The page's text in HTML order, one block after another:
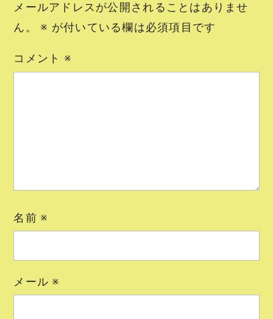
メールアドレスが公開されることはありませ
ん。
※ が付いている欄は必須項目です
コメント ※
名前 ※
メール ※